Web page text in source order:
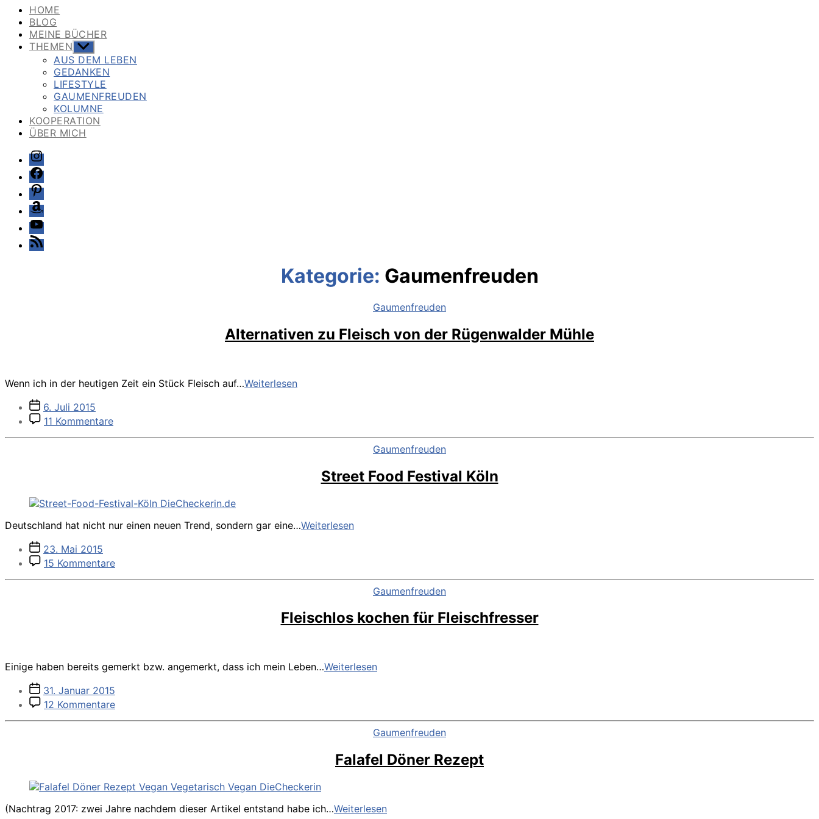
HOME
BLOG
MEINE BÜCHER
THEMEN Untermenü
anzeigen
AUS DEM LEBEN
GEDANKEN
LIFESTYLE
GAUMENFREUDEN
KOLUMNE
KOOPERATION
ÜBER MICH
Instagram
Facebook
Pinterest
Amazon
Youtube
Feed
Kategorie: Gaumenfreuden
Kategorien
Gaumenfreuden
Alternativen zu Fleisch von der Rügenwalder Mühle
Wenn ich in der heutigen Zeit ein Stück Fleisch auf…WeiterlesenAlternativen
Veröffentlichungsdatum
6. Juli 2015
11 Kommentarezu
Mühle
Kategorien
Gaumenfreuden
Street Food Festival Köln
Deutschland hat nicht nur einen neuen Trend, sondern gar eine…WeiterlesenStreet
Veröffentlichungsdatum
23. Mai 2015
15 Kommentarezu
Kategorien
Gaumenfreuden
Fleischlos kochen für Fleischfresser
Einige haben bereits gemerkt bzw. angemerkt, dass ich mein Leben…WeiterlesenFleischlos
Veröffentlichungsdatum
31. Januar 2015
12 Kommentarezu
Kategorien
Gaumenfreuden
Falafel Döner Rezept
(Nachtrag 2017: zwei Jahre nachdem dieser Artikel entstand habe ich…WeiterlesenFalafel